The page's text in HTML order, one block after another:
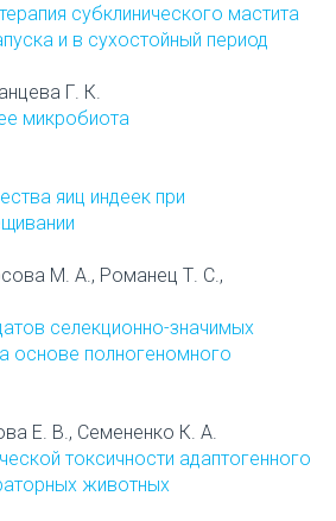
субклинического мастита
и в сухостойный период
Г. К.
микробиота
яиц индеек при
М. А., Романец Т. С.,
селекционно-значимых
основе полногеномного
Е. В., Семененко К. А.
токсичности адаптогенного
животных